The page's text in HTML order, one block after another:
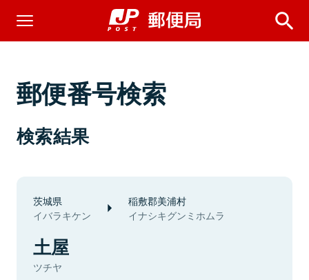
郵便番号検索
検索結果
茨城県
イバラキケン
稲敷郡美浦村
イナシキグンミホムラ
土屋
ツチヤ